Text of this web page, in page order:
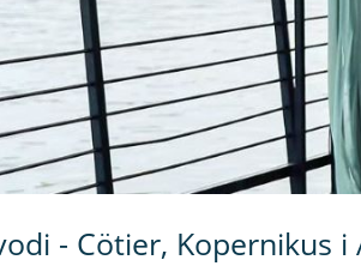
- Cötier, Kopernikus i